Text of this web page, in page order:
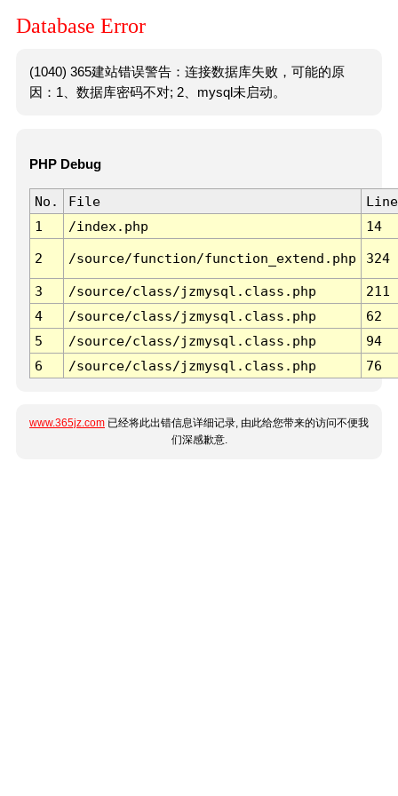
Database Error
(1040) 365建站错误警告：连接数据库失败，可能的原
因：1、数据库密码不对; 2、mysql未启动。
PHP Debug
No. File
Line
1
/index.php 14
2 /source/function/function_extend.php 324
3 /source/class/jzmysql.class.php
211
4
/source/class/jzmysql.class.php
62
5
/source/class/jzmysql.class.php
94
6
/source/class/jzmysql.class.php 76
www.365jz.com 已经将此出错信息详细记录, 由此给您带来的访问不便我
们深感歉意.